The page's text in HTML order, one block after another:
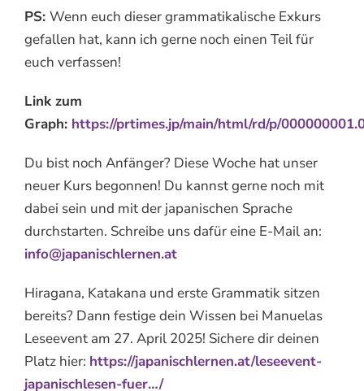
PS: Wenn euch dieser grammatikalische Exkurs
gefallen hat, kann ich gerne noch einen Teil für
euch verfassen!
Link zum
Graph: https://prtimes.jp/main/html/rd/p/
Du bist noch Anfänger? Diese Woche hat unser
neuer Kurs begonnen! Du kannst gerne noch mit
dabei sein und mit der japanischen Sprache
durchstarten. Schreibe uns dafür eine E-Mail an:
info@japanischlernen.at
Hiragana, Katakana und erste Grammatik sitzen
bereits? Dann festige dein Wissen bei Manuelas
Leseevent am 27. April 2025! Sichere dir deinen
Platz hier: https://japanischlernen.at/leseevent-
japanischlesen-fuer…/